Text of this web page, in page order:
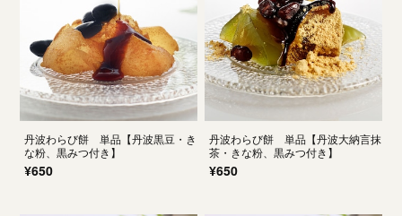
丹波わらび餅 単品【丹波黒豆・き
な粉、黒みつ付き】
¥650
丹波わらび餅 単品【丹波大納言抹
茶・きな粉、黒みつ付き】
¥650